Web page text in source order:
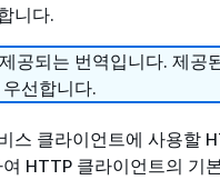
니다.
공되는 번역입니다. 제공
선합니다.
스 클라이언트에 사용할
HTTP 클라이언트의 기